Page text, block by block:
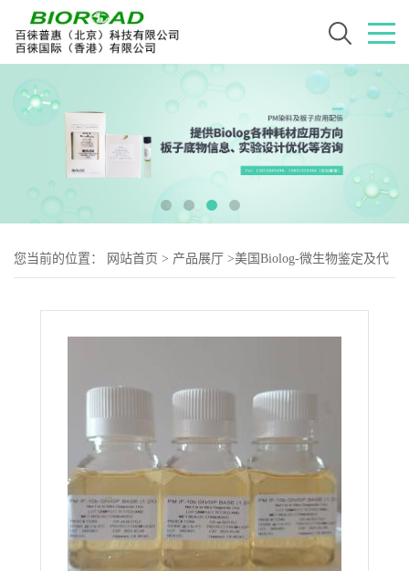
您当前的位置： 网站首页 > 产品展厅 >美国Biolog-微生物鉴定及代